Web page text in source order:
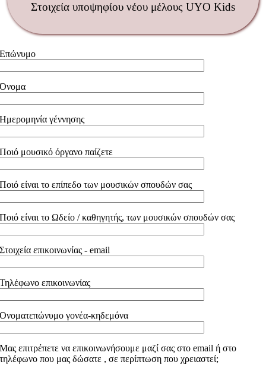
Στοιχεία υποψηφίου νέου μέλους UYO Kids
Επώνυμο
Όνομα
Ημερομηνία γέννησης
Ποιό μουσικό όργανο παίζετε
Ποιό είναι το επίπεδο των μουσικών σπουδών σας
Ποιό είναι το Ωδείο / καθηγητής, των μουσικών σπουδών σας
Στοιχεία επικοινωνίας - email
Τηλέφωνο επικοινωνίας
Ονοματεπώνυμο γονέα-κηδεμόνα
Μας επιτρέπετε να επικοινωνήσουμε μαζί σας στο email ή στο
τηλέφωνο που μας δώσατε , σε περίπτωση που χρειαστεί;